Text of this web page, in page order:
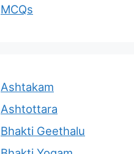
MCQs
Ashtakam
Ashtottara
Bhakti Geethalu